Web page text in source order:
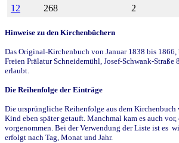
12
268 2
Hinweise zu den Kirchenbüchern
Das Original-Kirchenbuch von Januar 1838 bis
Freien Prälatur Schneidemühl, Josef-Schwank-
erlaubt.
Die Reihenfolge der Einträge
Die ursprüngliche Reihenfolge aus dem
Kind eben später getauft. Manchmal kam es auch
vorgenommen. Bei der Verwendung der Liste ist es
erfolgt nach Tag, Monat und Jahr.